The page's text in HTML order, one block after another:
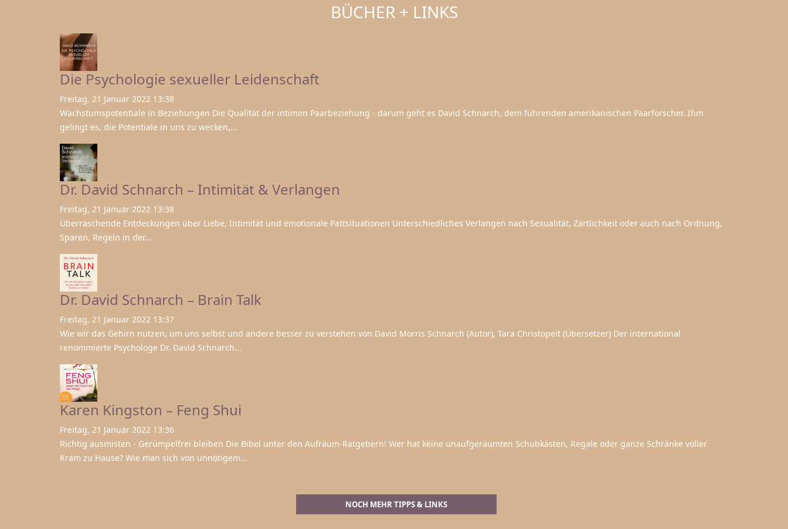
BÜCHER + LINKS
Die Psychologie sexueller Leidenschaft
Freitag, 21 Januar 2022 13:38
Wachstumspotentiale in Beziehungen Die Qualität der intimen Paarbeziehung - darum geht es David Schnarch, dem führenden amerikanischen Paarforscher. Ihm
gelingt es, die Potentiale in uns zu wecken,...
Dr. David Schnarch – Intimität & Verlangen
Freitag, 21 Januar 2022 13:38
Überraschende Entdeckungen über Liebe, Intimität und emotionale Pattsituationen Unterschiedliches Verlangen nach Sexualität, Zärtlichkeit oder auch nach Ordnung,
Sparen, Regeln in der...
Dr. David Schnarch – Brain Talk
Freitag, 21 Januar 2022 13:37
Wie wir das Gehirn nutzen, um uns selbst und andere besser zu verstehen von David Morris Schnarch (Autor), Tara Christopeit (Übersetzer) Der international
renommierte Psychologe Dr. David Schnarch...
Karen Kingston – Feng Shui
Freitag, 21 Januar 2022 13:36
Richtig ausmisten - Gerümpelfrei bleiben Die Bibel unter den Aufräum-Ratgebern! Wer hat keine unaufgeräumten Schubkästen, Regale oder ganze Schränke voller
Kram zu Hause? Wie man sich von unnötigem...
NOCH MEHR TIPPS & LINKS